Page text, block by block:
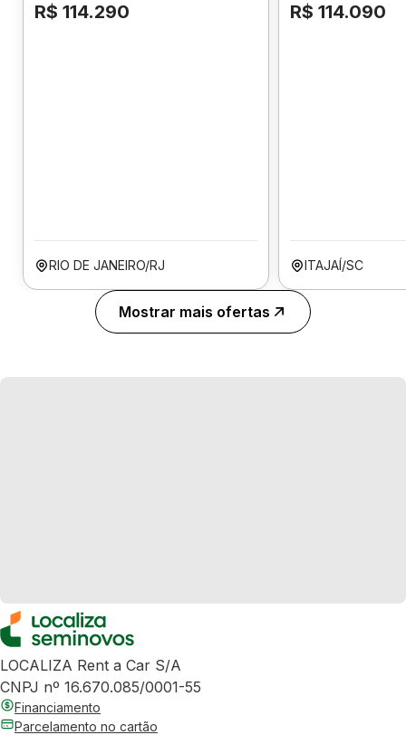
R$ 114.290
RIO DE JANEIRO/RJ
R$ 114.090
ITAJAÍ/SC
Mostrar mais ofertas
LOCALIZA Rent a Car S/A
CNPJ nº 16.670.085/0001-55
Financiamento
Parcelamento no cartão